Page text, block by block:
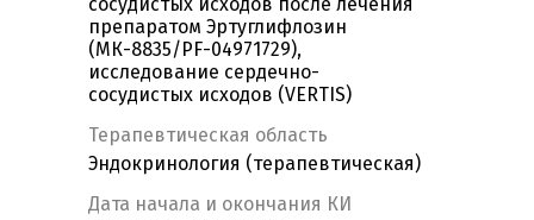
сосудистых исходов после лечения
препаратом Эртуглифлозин
(МК-8835/PF-04971729),
исследование сердечно-
сосудистых исходов (VERTIS)
Терапевтическая область
Эндокринология (терапевтическая)
Дата начала и окончания КИ